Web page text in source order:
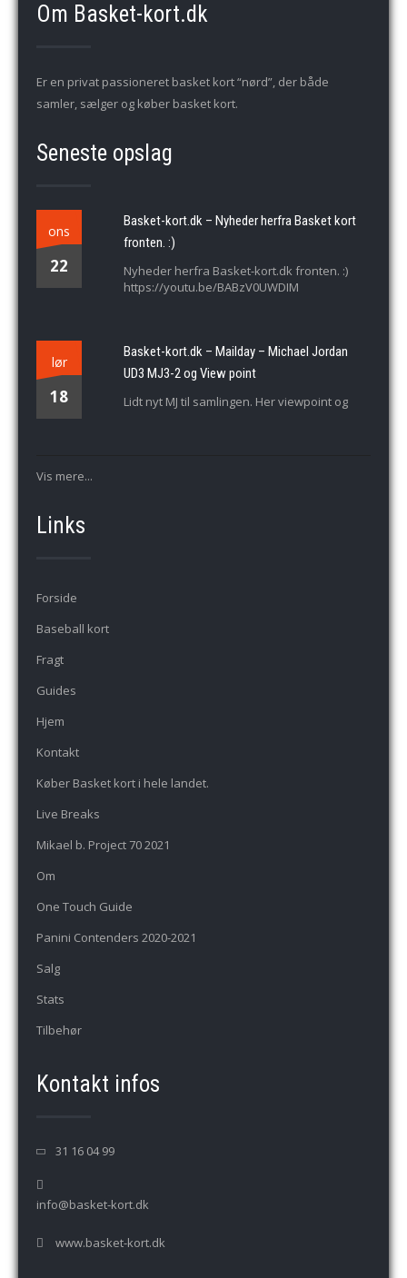
Om Basket-kort.dk
Er en privat passioneret basket kort “nørd”, der både
samler, sælger og køber basket kort.
Seneste opslag
ons
22
Basket-kort.dk – Nyheder herfra Basket kort
fronten. :)
Nyheder herfra Basket-kort.dk fronten. :)
https://youtu.be/BABzV0UWDIM
lør
18
Basket-kort.dk – Mailday – Michael Jordan
UD3 MJ3-2 og View point
Lidt nyt MJ til samlingen. Her viewpoint og
Vis mere...
Links
Forside
Baseball kort
Fragt
Guides
Hjem
Kontakt
Køber Basket kort i hele landet.
Live Breaks
Mikael b. Project 70 2021
Om
One Touch Guide
Panini Contenders 2020-2021
Salg
Stats
Tilbehør
Kontakt infos
31 16 04 99
info@basket-kort.dk
www.basket-kort.dk